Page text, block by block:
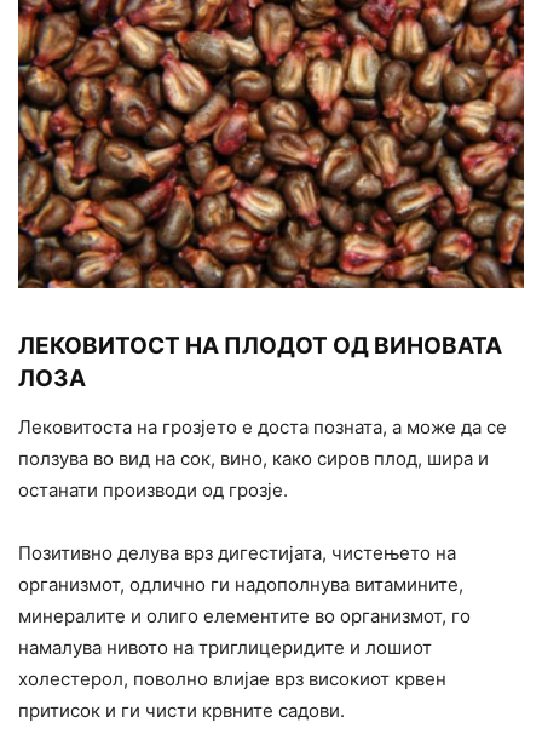
ЛЕКОВИТОСТ НА ПЛОДОТ ОД ВИНОВАТА
ЛОЗА
Лековитоста на грозјето е доста позната, а може да се
ползува во вид на сок, вино, како сиров плод, шира и
останати производи од грозје.
Позитивно делува врз дигестијата, чистењето на
организмот, одлично ги надополнува витамините,
минералите и олиго елементите во организмот, го
намалува нивото на триглицеридите и лошиот
холестерол, поволно влијае врз високиот крвен
притисок и ги чисти крвните садови.